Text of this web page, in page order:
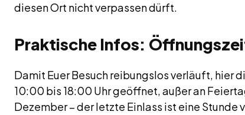
diesen Ort nicht verpassen dürft.
Praktische Infos:
Damit Euer Besuch reibungslos verläuft, hier
10:00 bis 18:00 Uhr geöffnet, außer an
Dezember – der letzte Einlass ist eine